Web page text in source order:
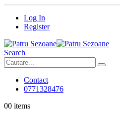
Log In
Register
Search
Contact
0771328476
00 items